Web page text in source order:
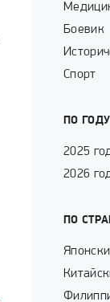
Боевик
Спорт
ПО ГОДУ
2025
2026
ПО